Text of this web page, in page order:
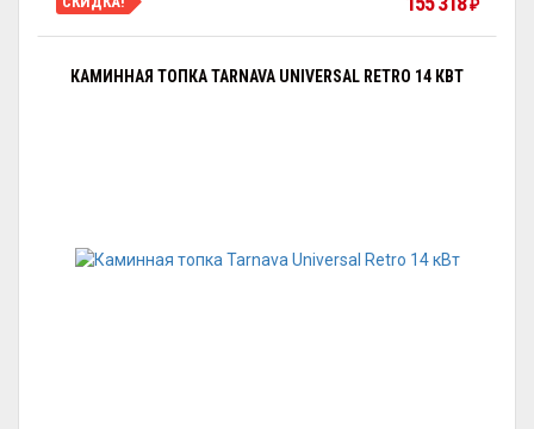
₽
КАМИННАЯ ТОПКА TARNAVA UNIVERSAL RETRO 14 КВТ